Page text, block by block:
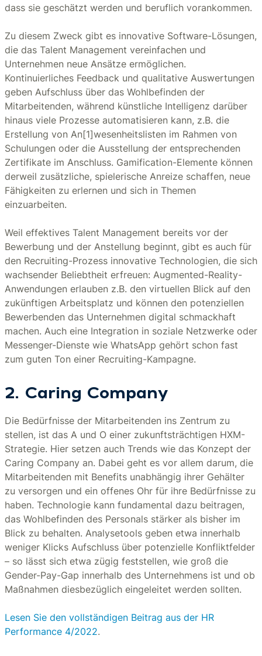
dass sie geschätzt werden und beruflich vorankommen.
Zu diesem Zweck gibt es innovative Software-Lösungen,
die das Talent Management vereinfachen und
Unternehmen neue Ansätze ermöglichen.
Kontinuierliches Feedback und qualitative Auswertungen
geben Aufschluss über das Wohlbefinden der
Mitarbeitenden, während künstliche Intelligenz darüber
hinaus viele Prozesse automatisieren kann, z.B. die
Erstellung von An[1]wesenheitslisten im Rahmen von
Schulungen oder die Ausstellung der entsprechenden
Zertifikate im Anschluss. Gamification-Elemente können
derweil zusätzliche, spielerische Anreize schaffen, neue
Fähigkeiten zu erlernen und sich in Themen
einzuarbeiten.
Weil effektives Talent Management bereits vor der
Bewerbung und der Anstellung beginnt, gibt es auch für
den Recruiting-Prozess innovative Technologien, die sich
wachsender Beliebtheit erfreuen: Augmented-Reality-
Anwendungen erlauben z.B. den virtuellen Blick auf den
zukünftigen Arbeitsplatz und können den potenziellen
Bewerbenden das Unternehmen digital schmackhaft
machen. Auch eine Integration in soziale Netzwerke oder
Messenger-Dienste wie WhatsApp gehört schon fast
zum guten Ton einer Recruiting-Kampagne.
2. Caring Company
Die Bedürfnisse der Mitarbeitenden ins Zentrum zu
stellen, ist das A und O einer zukunftsträchtigen HXM-
Strategie. Hier setzen auch Trends wie das Konzept der
Caring Company an. Dabei geht es vor allem darum, die
Mitarbeitenden mit Benefits unabhängig ihrer Gehälter
zu versorgen und ein offenes Ohr für ihre Bedürfnisse zu
haben. Technologie kann fundamental dazu beitragen,
das Wohlbefinden des Personals stärker als bisher im
Blick zu behalten. Analysetools geben etwa innerhalb
weniger Klicks Aufschluss über potenzielle Konfliktfelder
– so lässt sich etwa zügig feststellen, wie groß die
Gender-Pay-Gap innerhalb des Unternehmens ist und ob
Maßnahmen diesbezüglich eingeleitet werden sollten.
Lesen Sie den vollständigen Beitrag aus der HR
Performance 4/2022.